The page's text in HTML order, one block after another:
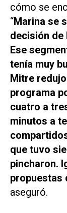
cómo se
“Marina se
decisión de
Ese
tenía muy
Mitre
programa
cuatro a
minutos a
que tuvo
pincharon.
propuestas
aseguró.